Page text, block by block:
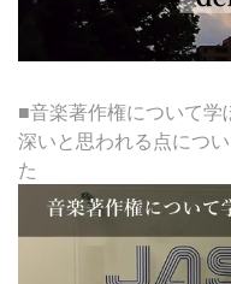
■音楽著作権について
深いと思われる点につ
た